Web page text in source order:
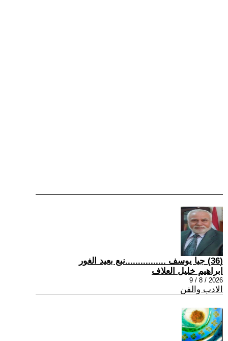
(36) جيا يوسف ................نبع بعيد الغور
ابراهيم خليل العلاف
2026 / 8 / 9
الادب والفن